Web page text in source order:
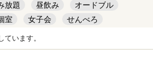
放題 昼飲み
オードブル
室 女子会
せんべろ
トいます。